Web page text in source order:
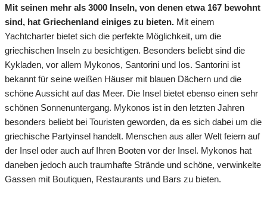
Mit seinen mehr als 3000 Inseln, von denen etwa 167 bewohnt
sind, hat Griechenland einiges zu bieten. Mit einem
Yachtcharter bietet sich die perfekte Möglichkeit, um die
griechischen Inseln zu besichtigen. Besonders beliebt sind die
Kykladen, vor allem Mykonos, Santorini und Ios. Santorini ist
bekannt für seine weißen Häuser mit blauen Dächern und die
schöne Aussicht auf das Meer. Die Insel bietet ebenso einen sehr
schönen Sonnenuntergang. Mykonos ist in den letzten Jahren
besonders beliebt bei Touristen geworden, da es sich dabei um die
griechische Partyinsel handelt. Menschen aus aller Welt feiern auf
der Insel oder auch auf Ihren Booten vor der Insel. Mykonos hat
daneben jedoch auch traumhafte Strände und schöne, verwinkelte
Gassen mit Boutiquen, Restaurants und Bars zu bieten.